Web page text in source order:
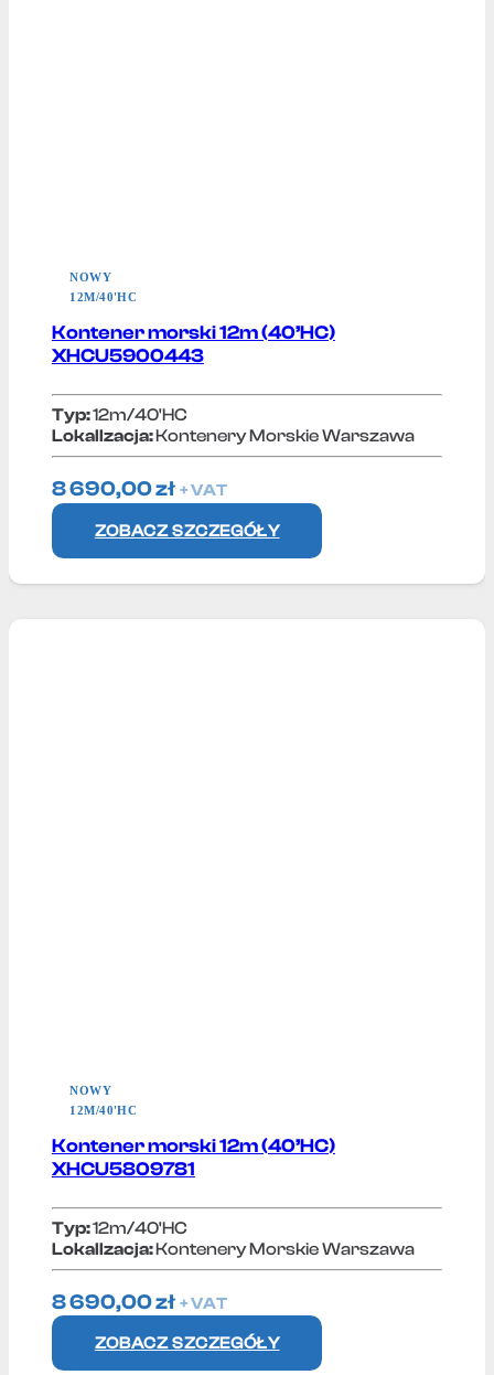
NOWY
12M/40'HC
Kontener morski 12m (40’HC)
XHCU5900443
Typ:12m/40'HC
Lokallzacja:Kontenery Morskie Warszawa
8 690,00zł + VAT
ZOBACZ SZCZEGÓŁY
NOWY
12M/40'HC
Kontener morski 12m (40’HC)
XHCU5809781
Typ:12m/40'HC
Lokallzacja:Kontenery Morskie Warszawa
8 690,00zł + VAT
ZOBACZ SZCZEGÓŁY